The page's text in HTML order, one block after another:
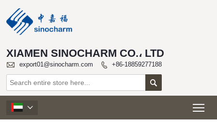
XIAMEN SINOCHARM CO.، LTD
 export01@sinocharm.com  +86-18859277188

